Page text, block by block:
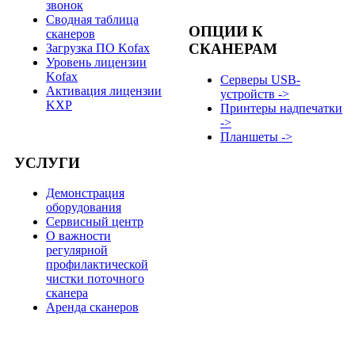
звонок
Сводная таблица
сканеров
Загрузка ПО Kofax
Уровень лицензии
Kofax
Активация лицензии
KXP
УСЛУГИ
Демонстрация
оборудования
Сервисный центр
О важности
регулярной
профилактической
чистки поточного
сканера
Аренда сканеров
ОПЦИИ К
СКАНЕРАМ
Серверы USB-
устройств ->
Принтеры надпечатки
->
Планшеты ->